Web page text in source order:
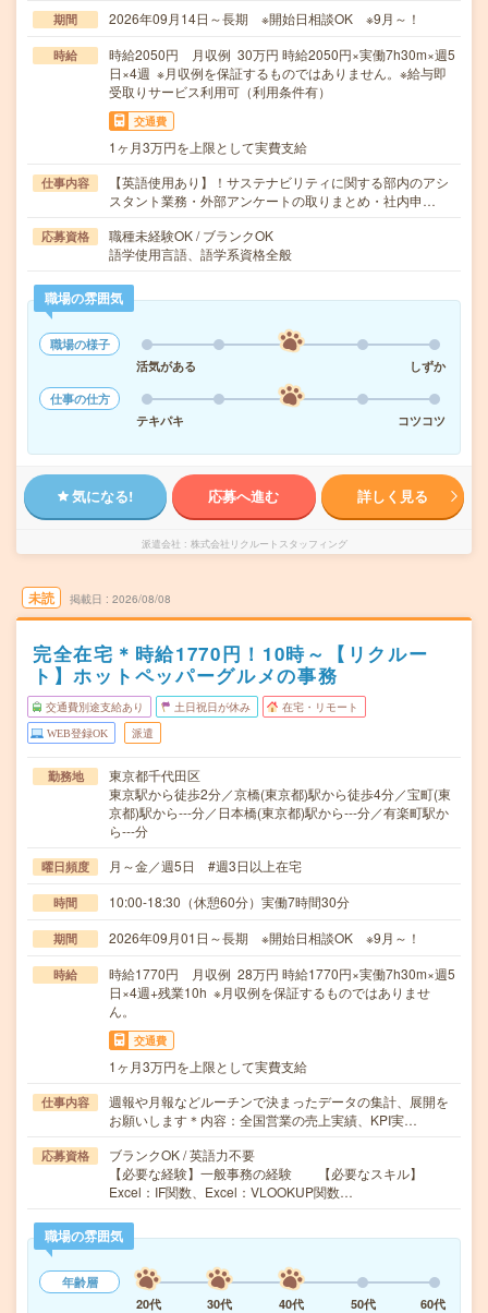
期間 2026年09月14日～長期 ※開始日相談OK ※9月～！
時給
時給2050円 月収例 30万円 時給2050円×実働7h30m×週5
日×4週 ※月収例を保証するものではありません。※給与即
受取りサービス利用可（利用条件有）
交通費
1ヶ月3万円を上限として実費支給
仕事内容
【英語使用あり】！サステナビリティに関する部内のアシ
スタント業務・外部アンケートの取りまとめ・社内申…
応募資格
職種未経験OK / ブランクOK
語学使用言語、語学系資格全般
職場の雰囲気
職場の様子
活気がある
しずか
仕事の仕方
テキパキ
コツコツ
気になる! 応募へ進む 詳しく見る
派遣会社 株式会社リクルートスタッフィング
未読 掲載日 2026/08/08
完全在宅＊時給1770円！10時～【リクルー
ト】ホットペッパーグルメの事務
交通費別途支給あり 土日祝日が休み 在宅・リモート
WEB登録OK 派遣
勤務地
東京都千代田区
東京駅から徒歩2分／京橋(東京都)駅から徒歩4分／宝町(東
京都)駅から---分／日本橋(東京都)駅から---分／有楽町駅か
ら---分
曜日頻度 月～金／週5日 #週3日以上在宅
時間 10:00-18:30（休憩60分）実働7時間30分
期間 2026年09月01日～長期 ※開始日相談OK ※9月～！
時給
時給1770円 月収例 28万円 時給1770円×実働7h30m×週5
日×4週+残業10h ※月収例を保証するものではありませ
ん。
交通費
1ヶ月3万円を上限として実費支給
仕事内容
週報や月報などルーチンで決まったデータの集計、展開を
お願いします＊内容：全国営業の売上実績、KPI実…
応募資格
ブランクOK / 英語力不要
【必要な経験】一般事務の経験 【必要なスキル】
Excel：IF関数、Excel：VLOOKUP関数…
職場の雰囲気
年齢層
20代
30代 40代 50代
60代